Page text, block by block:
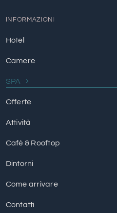
INFORMAZIONI
Hotel
Camere
SPA
Offerte
Attività
Cafè & Rooftop
Dintorni
Come arrivare
Contatti